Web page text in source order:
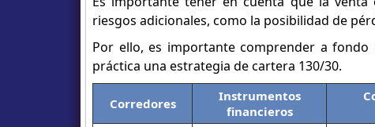
riesgos adicionales, como la posibilidad de
Por ello, es importante comprender a
práctica una estrategia de cartera 130/30.
Corredores
Instrumentos
financieros